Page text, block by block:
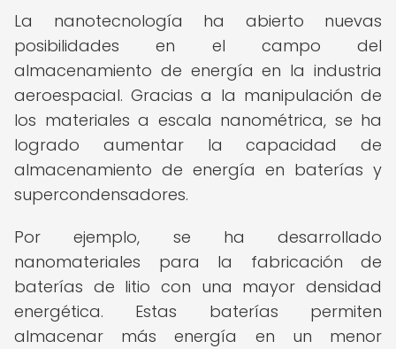
La nanotecnología ha abierto nuevas
posibilidades en el campo del
almacenamiento de energía en la industria
aeroespacial. Gracias a la manipulación de
los materiales a escala nanométrica, se ha
logrado aumentar la capacidad de
almacenamiento de energía en baterías y
supercondensadores.
Por ejemplo, se ha desarrollado
nanomateriales para la fabricación de
baterías de litio con una mayor densidad
energética. Estas baterías permiten
almacenar más energía en un menor